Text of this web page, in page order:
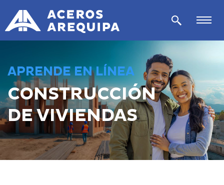
APRENDE EN LÍNEA
CONSTRUCCIÓN
DE VIVIENDAS